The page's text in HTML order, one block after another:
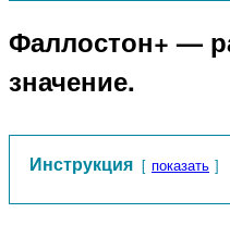
Фаллостон+ —
значение.
Инструкция показать